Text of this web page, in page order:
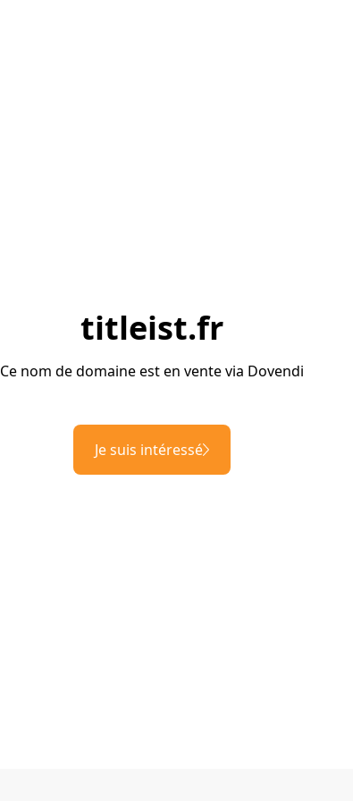
titleist.fr
Ce nom de domaine est en vente via Dovendi
Je suis intéressé